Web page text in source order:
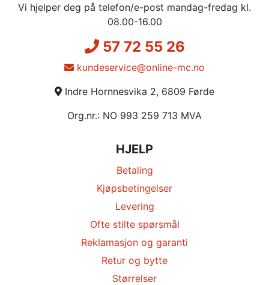
Vi hjelper deg på telefon/e-post mandag-fredag kl.
08.00-16.00
57 72 55 26
kundeservice@online-mc.no
Indre Hornnesvika 2, 6809 Førde
Org.nr.: NO 993 259 713 MVA
HJELP
Betaling
Kjøpsbetingelser
Levering
Ofte stilte spørsmål
Reklamasjon og garanti
Retur og bytte
Størrelser